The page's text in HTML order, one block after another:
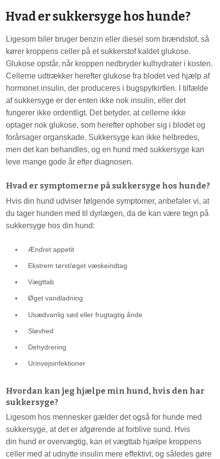
Hvad er sukkersyge hos hunde?
Ligesom biler bruger benzin eller diesel som brændstof, så
kører kroppens celler på et sukkerstof kaldet glukose.
Glukose opstår, når kroppen nedbryder kulhydrater i kosten.
Cellerne udtrækker herefter glukose fra blodet ved hjælp af
hormonet insulin, der produceres i bugspytkirtlen. I tilfælde
af sukkersyge er der enten ikke nok insulin, eller det
fungerer ikke ordentligt. Det betyder, at cellerne ikke
optager nok glukose, som herefter ophober sig i blodet og
forårsager organskade. Sukkersyge kan ikke helbredes,
men det kan behandles, og en hund med sukkersyge kan
leve mange gode år efter diagnosen.
Hvad er symptomerne på sukkersyge hos hunde?
Hvis din hund udviser følgende symptomer, anbefaler vi, at
du tager hunden med til dyrlægen, da de kan være tegn på
sukkersyge hos din hund:
Ændret appetit
Ekstrem tørst/øget væskeindtag
Vægttab
Øget vandladning
Usædvanlig sød eller frugtagtig ånde
Sløvhed
Dehydrering
Urinvejsinfektioner
Hvordan kan jeg hjælpe min hund, hvis den har
sukkersyge?
Ligesom hos mennesker gælder det også for hunde med
sukkersyge, at det er afgørende at forblive sund. Hvis
din hund er overvægtig, kan et vægttab hjælpe kroppens
celler med at udnytte insulin mere effektivt, og således gøre